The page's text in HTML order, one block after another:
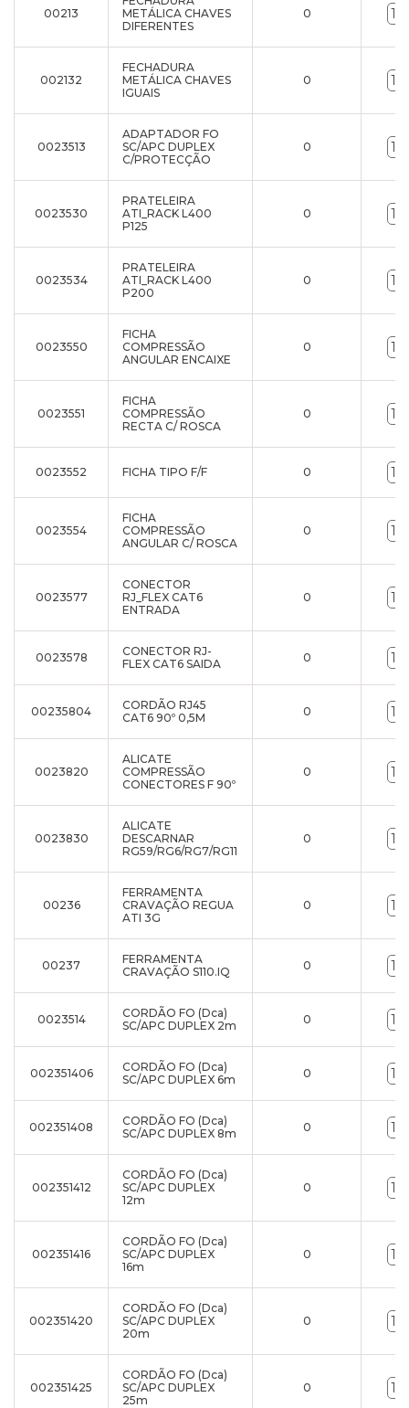
00213
METÁLICA CHAVES
DIFERENTES
0
002132
FECHADURA
METÁLICA CHAVES
IGUAIS
0
0023513
ADAPTADOR FO
SC/APC DUPLEX
C/PROTECÇÃO
0
0023530
PRATELEIRA
ATI_RACK L400
P125
0
0023534
PRATELEIRA
ATI_RACK L400
P200
0
0023550
FICHA
COMPRESSÃO
ANGULAR ENCAIXE
0
0023551
FICHA
COMPRESSÃO
RECTA C/ ROSCA
0
0023552 FICHA TIPO F/F 0
0023554
FICHA
COMPRESSÃO
ANGULAR C/ ROSCA
0
0023577
CONECTOR
RJ_FLEX CAT6
ENTRADA
0
0023578
CONECTOR RJ-
FLEX CAT6 SAIDA
0
00235804
CORDÃO RJ45
CAT6 90º 0,5M
0
0023820
ALICATE
COMPRESSÃO
CONECTORES F 90º
0
0023830
ALICATE
DESCARNAR
RG59/RG6/RG7/RG11
0
00236
FERRAMENTA
CRAVAÇÃO REGUA
ATI 3G
0
00237
FERRAMENTA
CRAVAÇÃO S110.IQ
0
0023514
CORDÃO FO (Dca)
SC/APC DUPLEX 2m
0
002351406
CORDÃO FO (Dca)
SC/APC DUPLEX 6m
0
002351408
CORDÃO FO (Dca)
SC/APC DUPLEX 8m
0
002351412
CORDÃO FO (Dca)
SC/APC DUPLEX
12m
0
002351416
CORDÃO FO (Dca)
SC/APC DUPLEX
16m
0
002351420
CORDÃO FO (Dca)
SC/APC DUPLEX
20m
0
002351425
CORDÃO FO (Dca)
SC/APC DUPLEX
25m
0